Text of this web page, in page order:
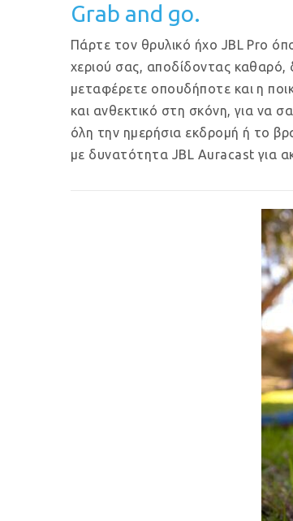
Grab and go.
Πάρτε τον θρυλικό ήχο JBL Pro
χεριού σας, αποδίδοντας
μεταφέρετε οπουδήποτε και η
και ανθεκτικό στη σκόνη, για να
όλη την ημερήσια εκδρομή ή το
με δυνατότητα JBL Auracast για